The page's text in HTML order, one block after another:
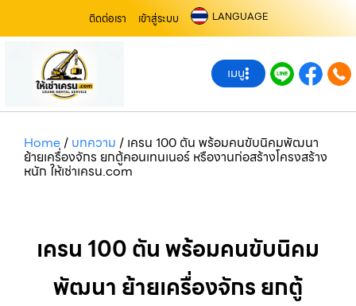
ติดต่อเรา เข้าสู่ระบบ LANGUAGE
เมนู
Home/ บทความ / เครน 100 ตัน พร้อมคนขับนิคมพัฒนา
ย้ายเครื่องจักร ยกตู้คอนเทนเนอร์ หรืองานก่อสร้างโครงสร้าง
หนัก ให้เช่าเครน.com
เครน 100 ตัน พร้อมคนขับนิคม
พัฒนา ย้ายเครื่องจักร ยกตู้